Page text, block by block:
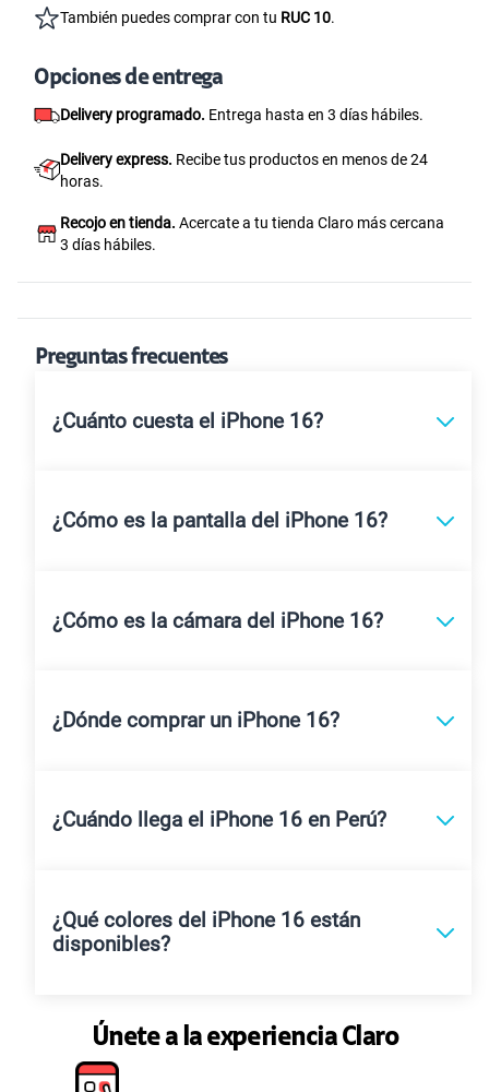
También puedes comprar con tu RUC 10.
Opciones de entrega
Delivery programado. Entrega hasta en 3 días hábiles.
Delivery express. Recibe tus productos en menos de 24
horas.
Recojo en tienda. Acercate a tu tienda Claro más cercana
3 días hábiles.
Preguntas frecuentes
¿Cuánto cuesta el iPhone 16?
¿Cómo es la pantalla del iPhone 16?
¿Cómo es la cámara del iPhone 16?
¿Dónde comprar un iPhone 16?
¿Cuándo llega el iPhone 16 en Perú?
¿Qué colores del iPhone 16 están
disponibles?
Únete a la experiencia Claro